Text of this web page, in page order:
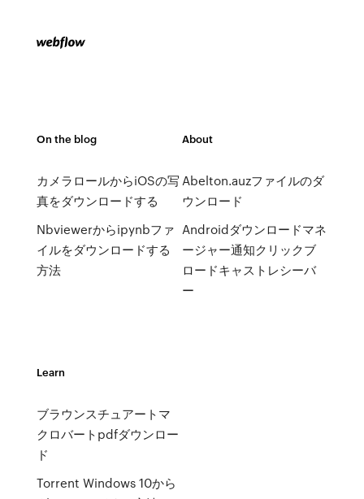
On the blog
カメラロールからiOSの写
真をダウンロードする
Nbviewerからipynbファ
イルをダウンロードする
方法
About
Abelton.auzファイルのダ
ウンロード
Androidダウンロードマネ
ージャー通知クリックブ
ロードキャストレシーバ
ー
Learn
ブラウンスチュアートマ
クロバートpdfダウンロー
ド
Torrent Windows 10から